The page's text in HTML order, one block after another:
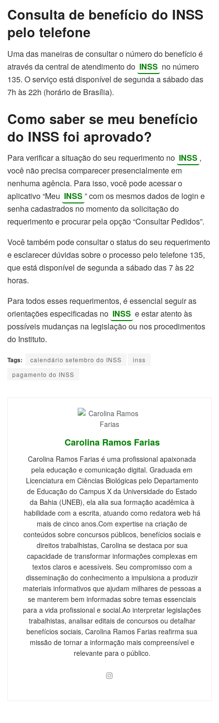
Consulta de benefício do INSS
pelo telefone
Uma das maneiras de consultar o número do benefício é
através da central de atendimento do INSS no número
135. O serviço está disponível de segunda a sábado das
7h às 22h (horário de Brasília).
Como saber se meu benefício
do INSS foi aprovado?
Para verificar a situação do seu requerimento no INSS ,
você não precisa comparecer presencialmente em
nenhuma agência. Para isso, você pode acessar o
aplicativo “Meu INSS ” com os mesmos dados de login e
senha cadastrados no momento da solicitação do
requerimento e procurar pela opção “Consultar Pedidos”.
Você também pode consultar o status do seu requerimento
e esclarecer dúvidas sobre o processo pelo telefone 135,
que está disponível de segunda a sábado das 7 às 22
horas.
Para todos esses requerimentos, é essencial seguir as
orientações especificadas no INSS e estar atento às
possíveis mudanças na legislação ou nos procedimentos
do Instituto.
Tags: calendário setembro do INSS
inss
pagamento do INSS
Carolina Ramos Farias
Carolina Ramos Farias é uma profissional apaixonada
pela educação e comunicação digital. Graduada em
Licenciatura em Ciências Biológicas pelo Departamento
de Educação do Campus X da Universidade do Estado
da Bahia (UNEB), ela alia sua formação acadêmica à
habilidade com a escrita, atuando como redatora web há
mais de cinco anos.Com expertise na criação de
conteúdos sobre concursos públicos, benefícios sociais e
direitos trabalhistas, Carolina se destaca por sua
capacidade de transformar informações complexas em
textos claros e acessíveis. Seu compromisso com a
disseminação do conhecimento a impulsiona a produzir
materiais informativos que ajudam milhares de pessoas a
se manterem bem informadas sobre temas essenciais
para a vida profissional e social.Ao interpretar legislações
trabalhistas, analisar editais de concursos ou detalhar
benefícios sociais, Carolina Ramos Farias reafirma sua
missão de tornar a informação mais compreensível e
relevante para o público.